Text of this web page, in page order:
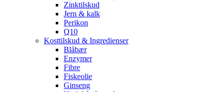
Zinktilskud
Jern & kalk
Perikon
Q10
Kosttilskud & Ingredienser
Blåbær
Enzymer
Fibre
Fiskeolie
Ginseng